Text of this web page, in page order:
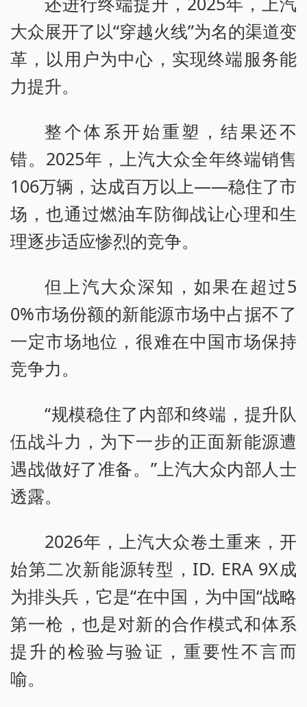
大众展开了以“穿越火线”为名的渠道变
革，以用户为中心，实现终端服务能
力提升。
整个体系开始重塑，结果还不
错。2025年，上汽大众全年终端销售
106万辆，达成百万以上——稳住了市
场，也通过燃油车防御战让心理和生
理逐步适应惨烈的竞争。
但上汽大众深知，如果在超过5
0%市场份额的新能源市场中占据不了
一定市场地位，很难在中国市场保持
竞争力。
“规模稳住了内部和终端，提升队
伍战斗力，为下一步的正面新能源遭
遇战做好了准备。”上汽大众内部人士
透露。
2026年，上汽大众卷土重来，开
始第二次新能源转型，ID. ERA 9X成
为排头兵，它是“在中国，为中国“战略
第一枪，也是对新的合作模式和体系
提升的检验与验证，重要性不言而
喻。